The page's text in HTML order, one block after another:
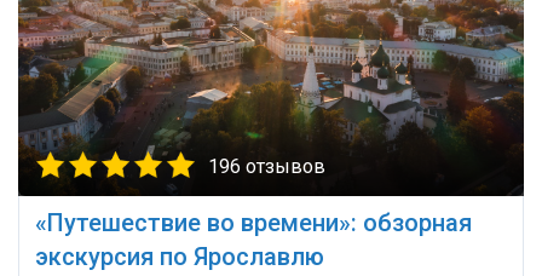
196 отзывов
«Путешествие во времени»: обзорная
экскурсия по Ярославлю